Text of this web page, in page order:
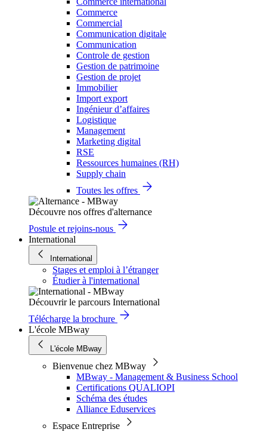
Commerce
Commercial
Communication digitale
Communication
Controle de gestion
Gestion de patrimoine
Gestion de projet
Immobilier
Import export
Ingénieur d’affaires
Logistique
Management
Marketing digital
RSE
Ressources humaines (RH)
Supply chain
Toutes les offres
Découvre nos offres d'alternance
Postule et rejoins-nous
International
International
Stages et emploi à l’étranger
Étudier à l'international
Découvrir le parcours International
Télécharge la brochure
L'école MBway
L'école MBway
Bienvenue chez MBway
MBway - Management & Business School
Certifications QUALIOPI
Schéma des études
Alliance Eduservices
Espace Entreprise